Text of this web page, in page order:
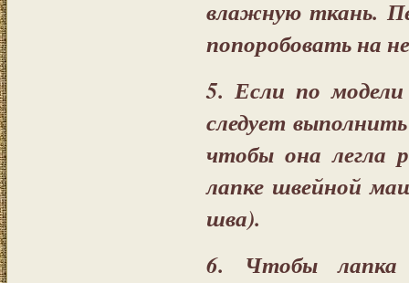
влажную ткань.
попоробовать на
5. Если по
следует
чтобы она легла
лапке швейной
шва).
6. Чтобы лапка